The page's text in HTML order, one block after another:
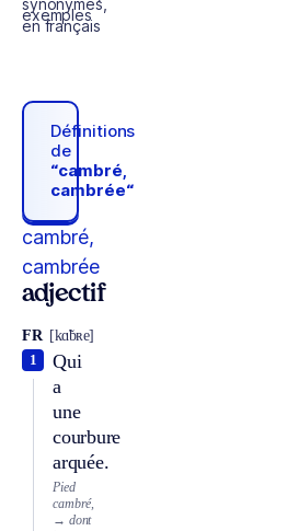
synonymes,
exemples
en français
Définitions
de
“cambré,
cambrée“
cambré,
cambrée
adjectif
FR [kɑ̃bʀe]
Qui
a
une
courbure
arquée.
1
Pied
cambré,
→ dont